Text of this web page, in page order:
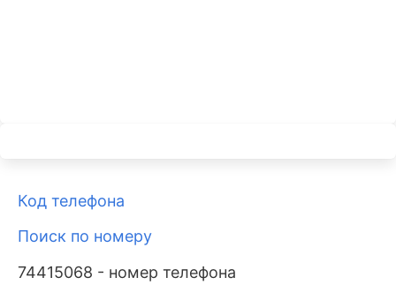
Код телефона
Поиск по номеру
74415068 - номер телефона